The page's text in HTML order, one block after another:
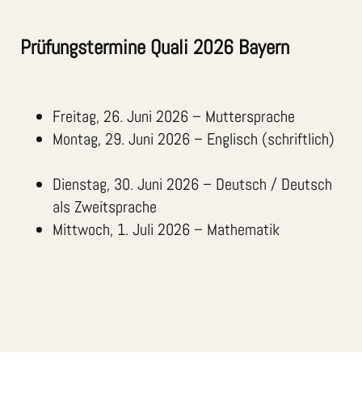
Prüfungstermine Quali 2026 Bayern
Freitag, 26. Juni 2026 – Muttersprache
Montag, 29. Juni 2026 – Englisch (schriftlich)
Dienstag, 30. Juni 2026 – Deutsch / Deutsch
als Zweitsprache
Mittwoch, 1. Juli 2026 – Mathematik